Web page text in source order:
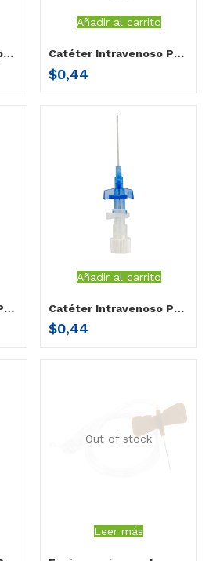
Catéter intravenoso periférico sin aletas Healvan 24 por unidad
Añadir al carrito
Catéter Intravenoso Periférico con aletas 18×30 mm por unidad
$0,44
Catéter Intravenoso Periférico con aletas 20×30 mm por unidad
Añadir al carrito
Catéter Intravenoso Periférico con aletas 22×25 mm por unidad
$0,44
Out of stock
Leer más